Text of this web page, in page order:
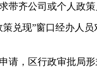
带齐公司或个人政
策兑现”窗口经办人
请，区行政审批局